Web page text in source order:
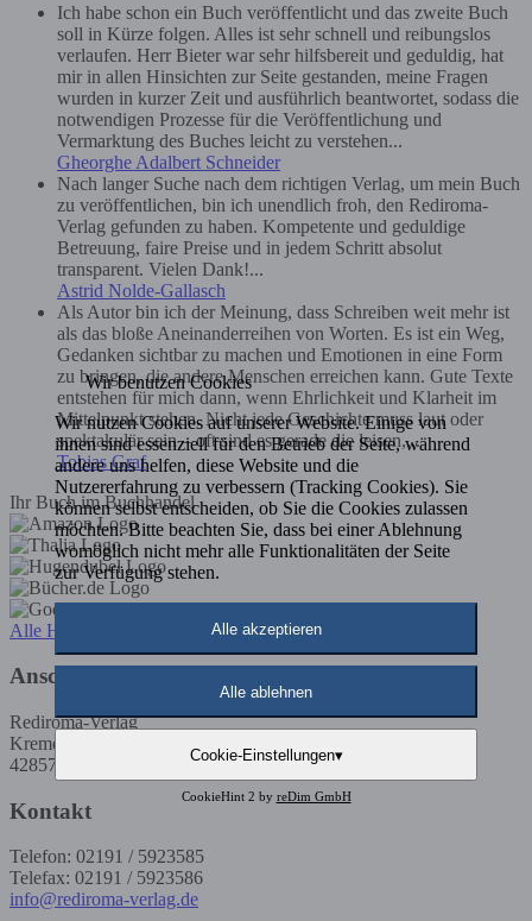
Ich habe schon ein Buch veröffentlicht und das zweite Buch
soll in Kürze folgen. Alles ist sehr schnell und reibungslos
verlaufen. Herr Bieter war sehr hilfsbereit und geduldig, hat
mir in allen Hinsichten zur Seite gestanden, meine Fragen
wurden in kurzer Zeit und ausführlich beantwortet, sodass die
notwendigen Prozesse für die Veröffentlichung und
Vermarktung des Buches leicht zu verstehen...
Gheorghe Adalbert Schneider
Nach langer Suche nach dem richtigen Verlag, um mein Buch
zu veröffentlichen, bin ich unendlich froh, den Rediroma-
Verlag gefunden zu haben. Kompetente und geduldige
Betreuung, faire Preise und in jedem Schritt absolut
transparent. Vielen Dank!...
Astrid Nolde-Gallasch
Als Autor bin ich der Meinung, dass Schreiben weit mehr ist
als das bloße Aneinanderreihen von Worten. Es ist ein Weg,
Gedanken sichtbar zu machen und Emotionen in eine Form
zu bringen, die andere Menschen erreichen kann. Gute Texte
entstehen für mich dann, wenn Ehrlichkeit und Klarheit im
Mittelpunkt stehen. Nicht jede Geschichte muss laut oder
spektakulär sein – oft sind es gerade die leisen,...
Tobias Graf
Ihr Buch im Buchhandel
Alle Händler
Anschrift
Rediroma-Verlag
Kremenholler Str. 53
42857 Remscheid
Kontakt
Telefon: 02191 / 5923585
Telefax: 02191 / 5923586
info@rediroma-verlag.de
Wir benutzen Cookies
Wir nutzen Cookies auf unserer Website. Einige von
ihnen sind essenziell für den Betrieb der Seite, während
andere uns helfen, diese Website und die
Nutzererfahrung zu verbessern (Tracking Cookies). Sie
können selbst entscheiden, ob Sie die Cookies zulassen
möchten. Bitte beachten Sie, dass bei einer Ablehnung
womöglich nicht mehr alle Funktionalitäten der Seite
zur Verfügung stehen.
Alle akzeptieren
Alle ablehnen
Cookie-Einstellungen▾
CookieHint 2 by reDim GmbH